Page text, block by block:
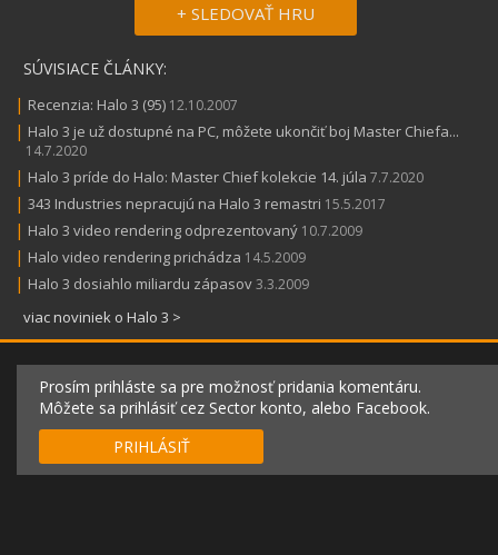
+ SLEDOVAŤ HRU
SÚVISIACE ČLÁNKY:
| Recenzia: Halo 3 (95) 12.10.2007
| Halo 3 je už dostupné na PC, môžete ukončiť boj Master Chiefa...
14.7.2020
| Halo 3 príde do Halo: Master Chief kolekcie 14. júla 7.7.2020
| 343 Industries nepracujú na Halo 3 remastri 15.5.2017
| Halo 3 video rendering odprezentovaný 10.7.2009
| Halo video rendering prichádza 14.5.2009
| Halo 3 dosiahlo miliardu zápasov3.3.2009
viac noviniek o Halo 3 >
Prosím prihláste sa pre možnosť pridania komentáru.
Môžete sa prihlásiť cez Sector konto, alebo Facebook.
PRIHLÁSIŤ